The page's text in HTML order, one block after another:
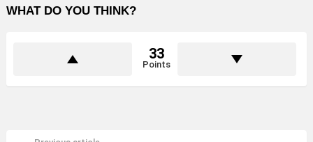
WHAT DO YOU THINK?
33
Points